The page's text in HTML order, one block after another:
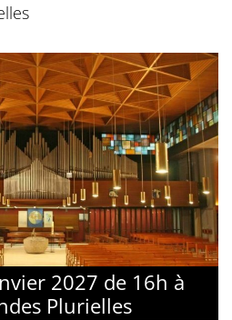
2027 de 16h à
Plurielles